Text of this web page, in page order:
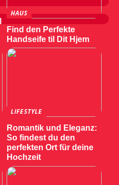
HAUS
Find den Perfekte
Handseife til Dit Hjem
LIFESTYLE
Romantik und Eleganz:
So findest du den
perfekten Ort für deine
Hochzeit